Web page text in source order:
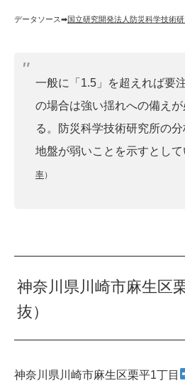
データソース➡︎国立研究開発法人防災科学技術
一般に「1.5」を超えれば要
の場合は強い揺れへの備え
る。防災科学技術研究所の
地盤が弱いことを示すとして
率）
神奈川県川崎市麻生区
抜）
神奈川県川崎市麻生区栗平1丁目